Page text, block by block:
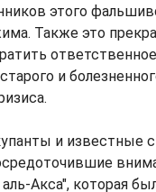
этого
Также это
и
и известные
Акса", которая